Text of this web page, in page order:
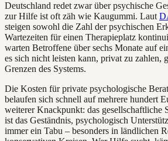
Deutschland redet zwar über psychische
zur Hilfe ist oft zäh wie Kaugummi. Laut
steigen sowohl die Zahl der psychischen
Wartezeiten für einen Therapieplatz
warten Betroffene über sechs Monate auf
es sich nicht leisten kann, privat zu zahlen,
Grenzen des Systems.
Die Kosten für private psychologische
belaufen sich schnell auf mehrere hundert
weiterer Knackpunkt: das gesellschaftliche
ist das Geständnis, psychologisch
immer ein Tabu – besonders in ländlichen